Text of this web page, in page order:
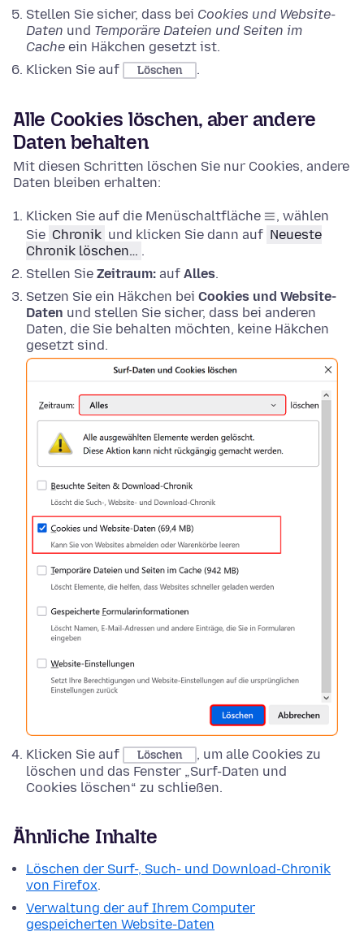
Stellen Sie sicher, dass bei Cookies und Website-
Daten und Temporäre Dateien und Seiten im
Cache ein Häkchen gesetzt ist.
Klicken Sie auf
Löschen .
Alle Cookies löschen, aber andere
Daten behalten
Mit diesen Schritten löschen Sie nur Cookies, andere
Daten bleiben erhalten:
Klicken Sie auf die Menüschaltfläche
, wählen
Sie Chronik und klicken Sie dann auf Neueste
Chronik löschen… .
Stellen Sie Zeitraum: auf Alles.
Setzen Sie ein Häkchen bei Cookies und Website-
Daten und stellen Sie sicher, dass bei anderen
Daten, die Sie behalten möchten, keine Häkchen
gesetzt sind.
Klicken Sie auf Löschen
, um alle Cookies zu
löschen und das Fenster „Surf-Daten und
Cookies löschen“ zu schließen.
Ähnliche Inhalte
Löschen der Surf-, Such- und Download-Chronik
von Firefox.
Verwaltung der auf Ihrem Computer
gespeicherten Website-Daten